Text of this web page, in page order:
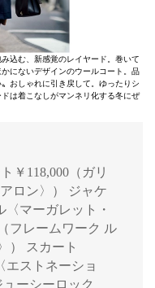
込む、新感覚のレイヤード。巻いて
にないデザインのウールコート。品
おしゃれに引き戻して。ゆったりシ
は着こなしがマンネリ化する冬にぜ
￥118,000（ガリ
ロン〉） ジャケ
〈マーガレット・
フレームワーク ル
） スカート
エストネーショ
ーシーロック